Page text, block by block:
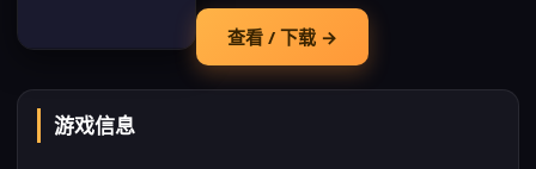
查看 / 下载 →
游戏信息